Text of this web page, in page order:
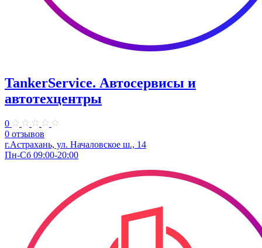
TankerService. Автосервисы и
автотехцентры
0
0 отзывов
г.Астрахань, ул. Началовское ш., 14
Пн-Сб 09:00-20:00